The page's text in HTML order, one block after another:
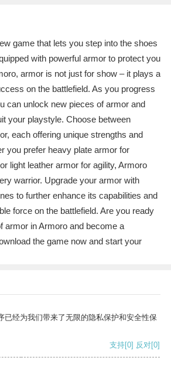
game that lets you step into the shoes
with powerful armor to protect you
armor is not just for show – it plays a
on the battlefield. As you progress
can unlock new pieces of armor and
your playstyle. Choose between
each offering unique strengths and
you prefer heavy plate armor for
light leather armor for agility, Armoro
warrior. Upgrade your armor with
to further enhance its capabilities and
force on the battlefield. Are you ready
armor in Armoro and become a
the game now and start your
已经为我们带来了无限的隐私保护和安全性保
支持[0] 反对[0]